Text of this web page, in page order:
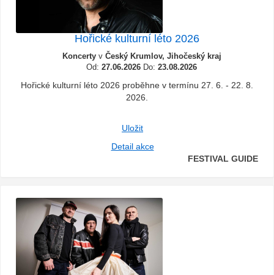
Hořické kulturní léto 2026
Koncertyv Český Krumlov, Jihočeský kraj
Od: 27.06.2026 Do: 23.08.2026
Hořické kulturní léto 2026 proběhne v termínu 27. 6. - 22. 8.
2026.
Uložit
Detail akce
FESTIVAL GUIDE